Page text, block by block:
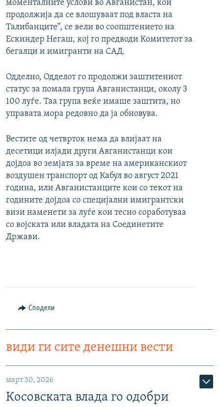
моменталните услови во Авганистан, кои
продолжија да се влошуваат под власта на
Талибанците“, се вели во соопштението на
Ескиндер Негаш, кој го предводи Комитетот за
бегалци и имигранти на САД.
Одделно, Одделот го продолжи заштитениот
статус за помала група Авганистанци, околу 3
100 луѓе. Таа група веќе имаше заштита, но
управата мора редовно да ја обновува.
Вестите од четврток нема да влијаат на
десетици илјади други Авганистанци кои
дојдоа во земјата за време на американскиот
воздушен транспорт од Кабул во август 2021
година, или Авганистанците кои со текот на
годините дојдоа со специјални имигрантски
визи наменети за луѓе кои тесно соработуваа
со војската или владата на Соединетите
Држави.
Сподели
види ги сите денешни вести
март 30, 2026
Косовската влада го одобри